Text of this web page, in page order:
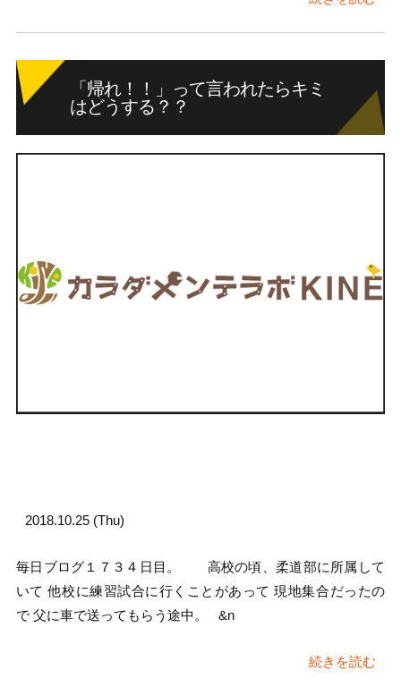
「帰れ！！」って言われたらキミ
はどうする？？
2018.10.25 (Thu)
毎日ブログ１７３４日目。 高校の頃、柔道部に所属して
いて 他校に練習試合に行くことがあって 現地集合だったの
で 父に車で送ってもらう途中。 &n
続きを読む